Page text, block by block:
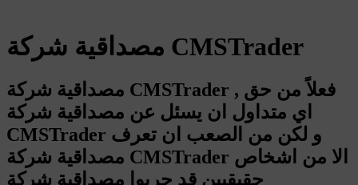
مصداقية شركة CMSTrader
مصداقية شركة CMSTrader , فعلاً من حق
اي متداول ان يسئل عن مصداقية شركة
CMSTrader و لكن من الصعب ان تعرف
مصداقية شركة CMSTrader الا من اشخاص
حقيقيين قد جربوا مصداقية شركة